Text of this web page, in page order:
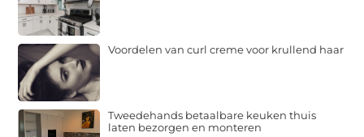
Voordelen van curl creme voor krullend haar
Tweedehands betaalbare keuken thuis
laten bezorgen en monteren